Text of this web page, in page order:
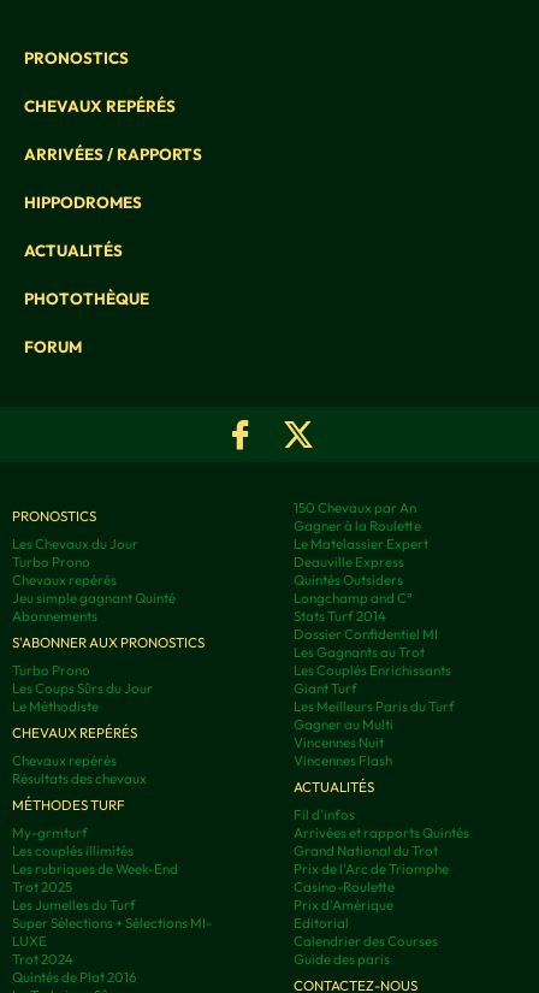
PRONOSTICS
CHEVAUX REPÉRÉS
ARRIVÉES / RAPPORTS
HIPPODROMES
ACTUALITÉS
PHOTOTHÈQUE
FORUM
PRONOSTICS
Les Chevaux du Jour
Turbo Prono
Chevaux repérés
Jeu simple gagnant Quinté
Abonnements
S'ABONNER AUX PRONOSTICS
Turbo Prono
Les Coups Sûrs du Jour
Le Méthodiste
CHEVAUX REPÉRÉS
Chevaux repérés
Résultats des chevaux
MÉTHODES TURF
My-grmturf
Les couplés illimités
Les rubriques de Week-End
Trot 2025
Les Jumelles du Turf
Super Sélections + Sélections MI-
LUXE
Trot 2024
Quintés de Plat 2016
150 Chevaux par An
Gagner à la Roulette
Le Matelassier Expert
Deauville Express
Quintés Outsiders
Longchamp and C°
Stats Turf 2014
Dossier Confidentiel MI
Les Gagnants au Trot
Les Couplés Enrichissants
Giant Turf
Les Meilleurs Paris du Turf
Gagner au Multi
Vincennes Nuit
Vincennes Flash
ACTUALITÉS
Fil d'infos
Arrivées et rapports Quintés
Grand National du Trot
Prix de l'Arc de Triomphe
Casino-Roulette
Prix d'Amérique
Editorial
Calendrier des Courses
Guide des paris
CONTACTEZ-NOUS